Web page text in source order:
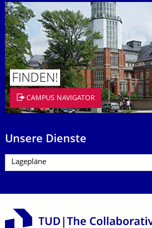
FINDEN!
CAMPUS NAVIGATOR
Unsere Dienste